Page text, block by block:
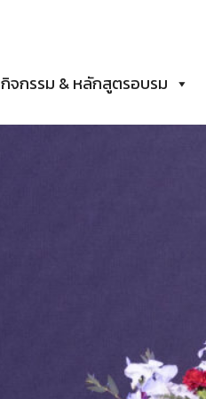
กิจกรรม & หลักสูตรอบรม